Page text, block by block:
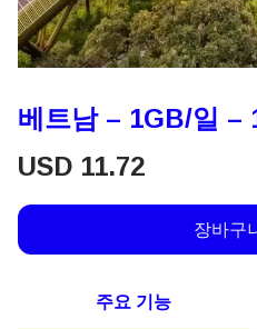
베트남 – 1GB/일 –
USD 11.72
장바구
주요 기능